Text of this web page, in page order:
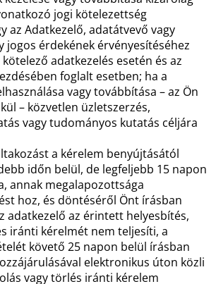
jogi kötelezettség
az Adatkezelő, adatátvevő vagy
jogos érdekének érvényesítéséhez
adatkezelés esetén és az
foglalt esetben; ha a
vagy továbbítása – az Ön
– közvetlen üzletszerzés,
vagy tudományos kutatás céljára
a kérelem benyújtásától
időn belül, de legfeljebb 15 napon
annak megalapozottsága
hoz, és döntéséről Önt írásban
adatkezelő az érintett helyesbítés,
iránti kérelmét nem teljesíti, a
követő 25 napon belül írásban
elektronikus úton közli
vagy törlés iránti kérelem